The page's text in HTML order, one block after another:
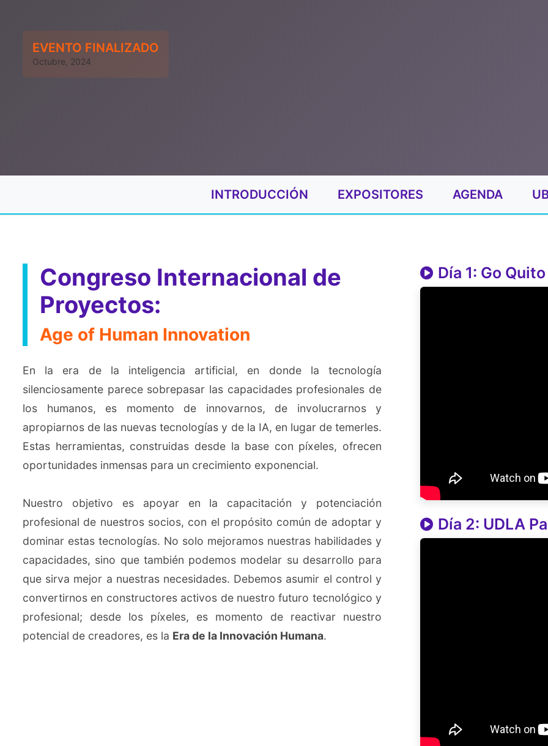
EVENTO FINALIZADO
Octubre, 2024
INTRODUCCIÓN EXPOSITORES AGENDA
Congreso Internacional de
Proyectos:
Age of Human Innovation
En la era de la inteligencia artificial, en donde la tecnología
silenciosamente parece sobrepasar las capacidades profesionales de
los humanos, es momento de innovarnos, de involucrarnos y
apropiarnos de las nuevas tecnologías y de la IA, en lugar de temerles.
Estas herramientas, construidas desde la base con píxeles, ofrecen
oportunidades inmensas para un crecimiento exponencial.
Nuestro objetivo es apoyar en la capacitación y potenciación
profesional de nuestros socios, con el propósito común de adoptar y
dominar estas tecnologías. No solo mejoramos nuestras habilidades y
capacidades, sino que también podemos modelar su desarrollo para
que sirva mejor a nuestras necesidades. Debemos asumir el control y
convertirnos en constructores activos de nuestro futuro tecnológico y
profesional; desde los píxeles, es momento de reactivar nuestro
potencial de creadores, es la Era de la Innovación Humana.
Día 1: Go
Día 2: UDLA